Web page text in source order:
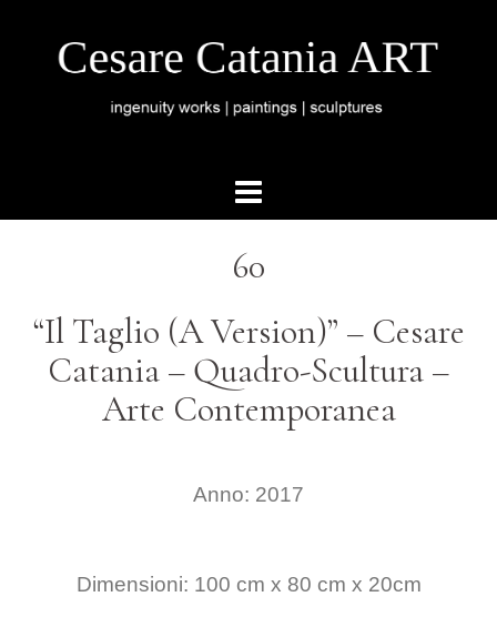
60
“Il Taglio (A Version)” – Cesare
Catania – Quadro-Scultura –
Arte Contemporanea
Anno: 2017
Dimensioni: 100 cm x 80 cm x 20cm